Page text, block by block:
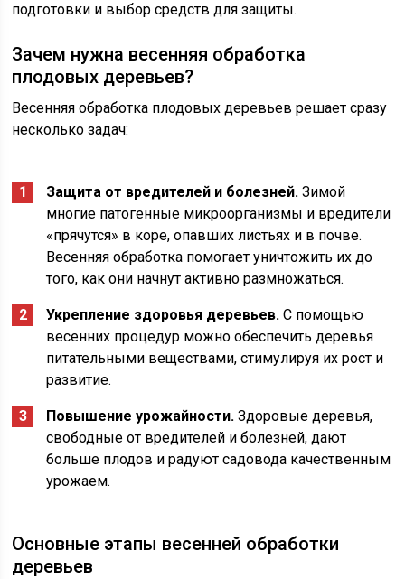
подготовки и выбор средств для защиты.
Зачем нужна весенняя обработка
плодовых деревьев?
Весенняя обработка плодовых деревьев решает сразу
несколько задач:
Защита от вредителей и болезней. Зимой
многие патогенные микроорганизмы и вредители
«прячутся» в коре, опавших листьях и в почве.
Весенняя обработка помогает уничтожить их до
того, как они начнут активно размножаться.
Укрепление здоровья деревьев. С помощью
весенних процедур можно обеспечить деревья
питательными веществами, стимулируя их рост и
развитие.
Повышение урожайности. Здоровые деревья,
свободные от вредителей и болезней, дают
больше плодов и радуют садовода качественным
урожаем.
Основные этапы весенней обработки
деревьев